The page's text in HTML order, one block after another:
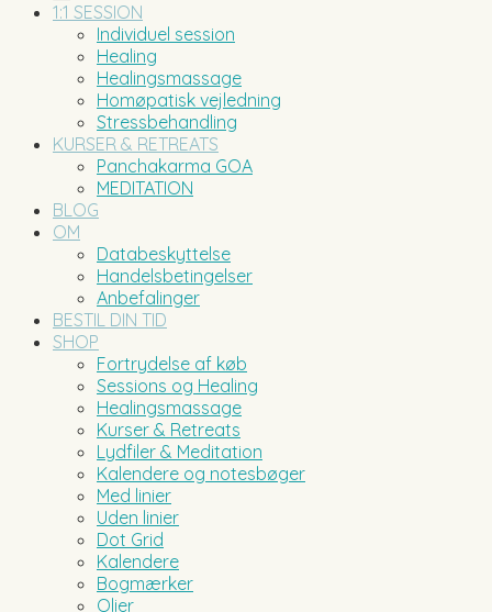
1:1 SESSION
Individuel session
Healing
Healingsmassage
Homøpatisk vejledning
Stressbehandling
KURSER & RETREATS
Panchakarma GOA
MEDITATION
BLOG
OM
Databeskyttelse
Handelsbetingelser
Anbefalinger
BESTIL DIN TID
SHOP
Fortrydelse af køb
Sessions og Healing
Healingsmassage
Kurser & Retreats
Lydfiler & Meditation
Kalendere og notesbøger
Med linier
Uden linier
Dot Grid
Kalendere
Bogmærker
Olier